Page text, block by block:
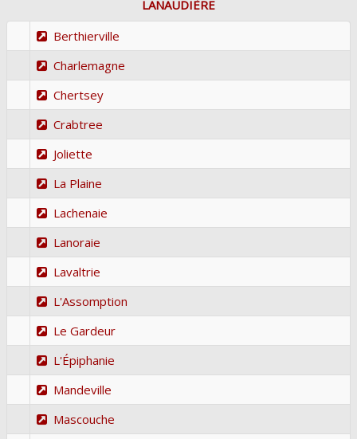
LANAUDIÈRE
Berthierville
Charlemagne
Chertsey
Crabtree
Joliette
La Plaine
Lachenaie
Lanoraie
Lavaltrie
L'Assomption
Le Gardeur
L'Épiphanie
Mandeville
Mascouche